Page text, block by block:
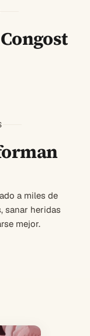
a miles de
sanar heridas
mejor.